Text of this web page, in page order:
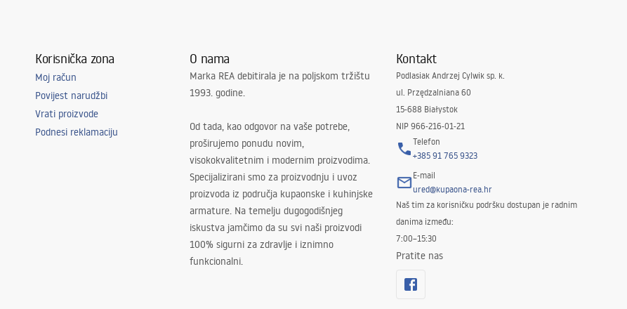
Korisnička zona
Moj račun
Povijest narudžbi
Vrati proizvode
Podnesi reklamaciju
O nama
Marka REA debitirala je na poljskom tržištu
1993. godine.
Od tada, kao odgovor na vaše potrebe,
proširujemo ponudu novim,
visokokvalitetnim i modernim proizvodima.
Specijalizirani smo za proizvodnju i uvoz
proizvoda iz područja kupaonske i kuhinjske
armature. Na temelju dugogodišnjeg
iskustva jamčimo da su svi naši proizvodi
100% sigurni za zdravlje i iznimno
funkcionalni.
Kontakt
Podlasiak Andrzej Cylwik sp. k.
ul. Przędzalniana 60
15-688 Białystok
NIP 966-216-01-21
Telefon
+385 91 765 9323
E-mail
ured@kupaona-rea.hr
Naš tim za korisničku podršku dostupan je radnim
danima između:
7:00–15:30
Pratite nas